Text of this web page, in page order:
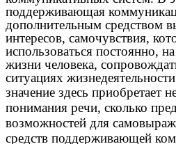
поддерживающая
дополнительным средством
интересов, самочувствия,
использоваться постоянно,
жизни человека,
ситуациях
значение здесь приобретает
понимания речи, сколько
возможностей для
средств поддерживающей